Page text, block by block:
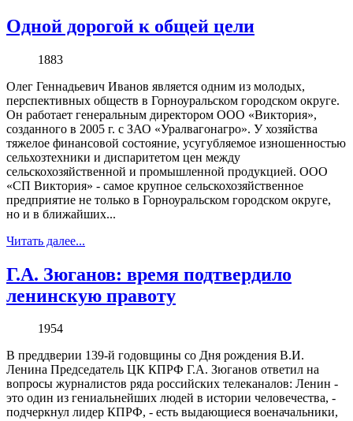
Одной дорогой к общей цели
1883
Олег Геннадьевич Иванов является одним из молодых,
перспективных обществ в Горноуральском городском округе.
Он работает генеральным директором ООО «Виктория»,
созданного в 2005 г. с ЗАО «Уралвагонагро». У хозяйства
тяжелое финансовой состояние, усугубляемое изношенностью
сельхозтехники и диспаритетом цен между
сельскохозяйственной и промышленной продукцией. ООО
«СП Виктория» - самое крупное сельскохозяйственное
предприятие не только в Горноуральском городском округе,
но и в ближайших...
Читать далее...
Г.А. Зюганов: время подтвердило
ленинскую правоту
1954
В преддверии 139-й годовщины со Дня рождения В.И.
Ленина Председатель ЦК КПРФ Г.А. Зюганов ответил на
вопросы журналистов ряда российских телеканалов: Ленин -
это один из гениальнейших людей в истории человечества, -
подчеркнул лидер КПРФ, - есть выдающиеся военачальники,